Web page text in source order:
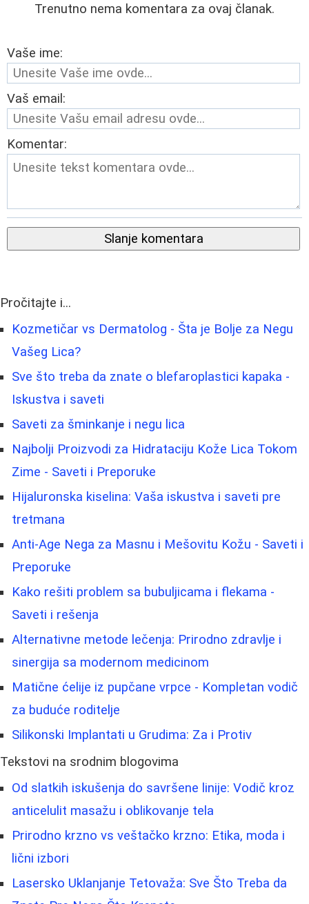
Trenutno nema komentara za ovaj članak.
Vaše ime:
Vaš email:
Komentar:
Slanje komentara
Pročitajte i...
Kozmetičar vs Dermatolog - Šta je Bolje za Negu
Vašeg Lica?
Sve što treba da znate o blefaroplastici kapaka -
Iskustva i saveti
Saveti za šminkanje i negu lica
Najbolji Proizvodi za Hidrataciju Kože Lica Tokom
Zime - Saveti i Preporuke
Hijaluronska kiselina: Vaša iskustva i saveti pre
tretmana
Anti-Age Nega za Masnu i Mešovitu Kožu - Saveti i
Preporuke
Kako rešiti problem sa bubuljicama i flekama -
Saveti i rešenja
Alternativne metode lečenja: Prirodno zdravlje i
sinergija sa modernom medicinom
Matične ćelije iz pupčane vrpce - Kompletan vodič
za buduće roditelje
Silikonski Implantati u Grudima: Za i Protiv
Tekstovi na srodnim blogovima
Od slatkih iskušenja do savršene linije: Vodič kroz
anticelulit masažu i oblikovanje tela
Prirodno krzno vs veštačko krzno: Etika, moda i
lični izbori
Lasersko Uklanjanje Tetovaža: Sve Što Treba da